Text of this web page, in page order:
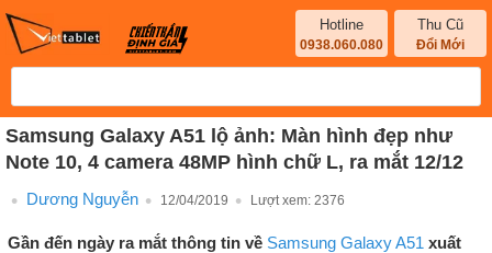
Hotline
0938.060.080
Thu Cũ
Đổi Mới
Samsung Galaxy A51 lộ ảnh: Màn hình đẹp như
Note 10, 4 camera 48MP hình chữ L, ra mắt 12/12
Dương Nguyễn 12/04/2019 Lượt xem: 2376
Gần đến ngày ra mắt thông tin về Samsung Galaxy A51 xuất